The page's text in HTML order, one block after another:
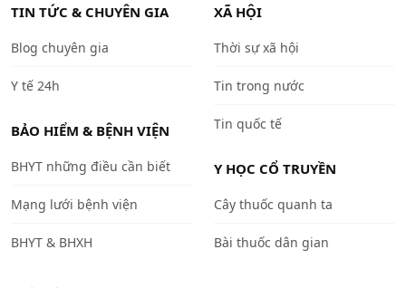
TIN TỨC & CHUYÊN GIA
Blog chuyên gia
Y tế 24h
BẢO HIỂM & BỆNH VIỆN
BHYT những điều cần biết
Mạng lưới bệnh viện
BHYT & BHXH
XÃ HỘI
Thời sự xã hội
Tin trong nước
Tin quốc tế
Y HỌC CỔ TRUYỀN
Cây thuốc quanh ta
Bài thuốc dân gian